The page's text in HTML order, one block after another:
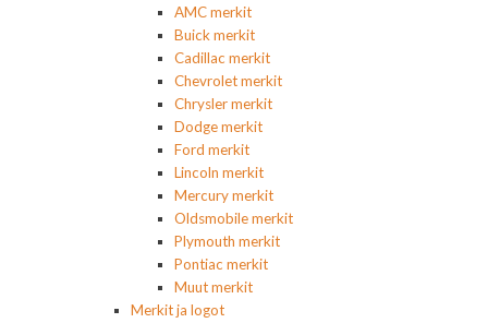
AMC merkit
Buick merkit
Cadillac merkit
Chevrolet merkit
Chrysler merkit
Dodge merkit
Ford merkit
Lincoln merkit
Mercury merkit
Oldsmobile merkit
Plymouth merkit
Pontiac merkit
Muut merkit
Merkit ja logot